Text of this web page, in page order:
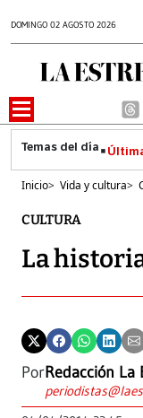
DOMINGO 02 AGOSTO 2026
Inicio> Vida y cultura>
CULTURA
La
PorRedacción